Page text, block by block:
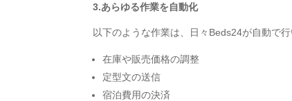
3.あらゆる作業を自動化
以下のような作業は、日々Beds24が自動で行
在庫や販売価格の調整
定型文の送信
宿泊費用の決済